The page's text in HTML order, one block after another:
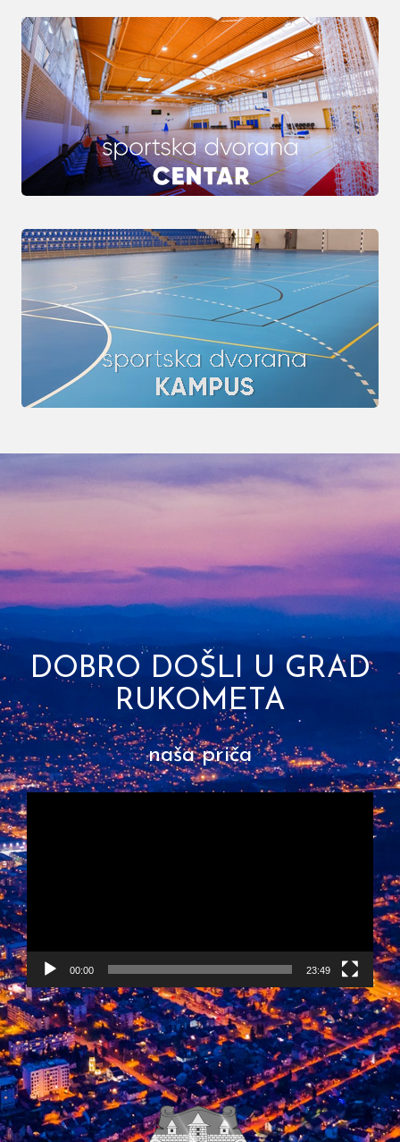
DOBRO DOŠLI U GRAD
RUKOMETA
naša priča
00:00 23:49